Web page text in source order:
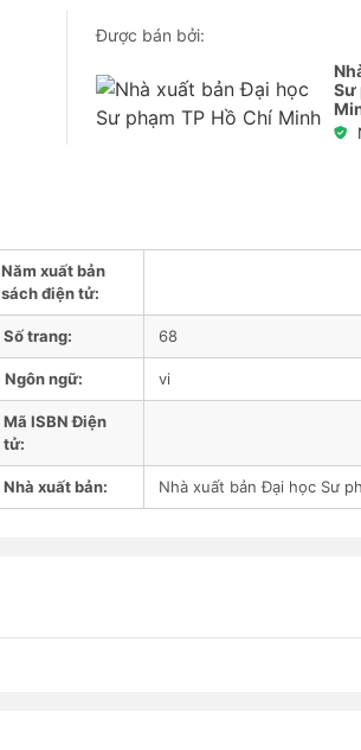
Được bán bởi:
Sư
Năm xuất bản
sách điện tử:
Số trang: 68
Ngôn ngữ: vi
Mã ISBN Điện
tử:
Nhà xuất bản: Nhà xuất bản Đại học Sư